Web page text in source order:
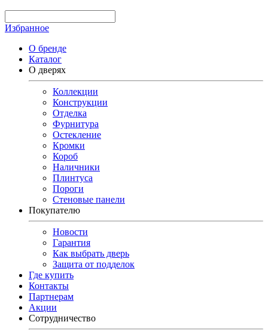
Избранное
О бренде
Каталог
О дверях
Коллекции
Конструкции
Отделка
Фурнитура
Остекление
Кромки
Короб
Наличники
Плинтуса
Пороги
Стеновые панели
Покупателю
Новости
Гарантия
Как выбрать дверь
Защита от подделок
Где купить
Контакты
Партнерам
Акции
Сотрудничество